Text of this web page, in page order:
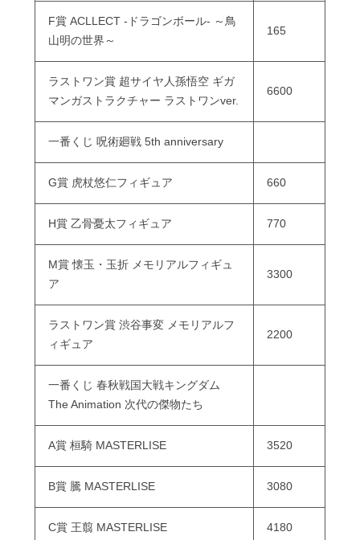
F賞 ACLLECT -ドラゴンボール- ～鳥
山明の世界～
165
ラストワン賞 超サイヤ人孫悟空 ギガ
マンガストラクチャー ラストワンver.
6600
一番くじ 呪術廻戦 5th anniversary
G賞 虎杖悠仁フィギュア 660
H賞 乙骨憂太フィギュア 770
M賞 懐玉・玉折 メモリアルフィギュ
ア
3300
ラストワン賞 渋谷事変 メモリアルフ
ィギュア
2200
一番くじ 春秋戦国大戦キングダム
The Animation 次代の傑物たち
A賞 桓騎 MASTERLISE 3520
B賞 騰 MASTERLISE 3080
C賞 王翦 MASTERLISE 4180